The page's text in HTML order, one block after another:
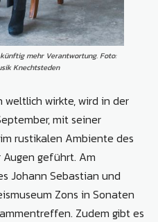
mehr Verantwortung. Foto:
Knechtsteden
weltlich wirkte, wird in der
mit seiner
rustikalen Ambiente des
geführt. Am
Johann Sebastian und
Zons in Sonaten
Zudem gibt es